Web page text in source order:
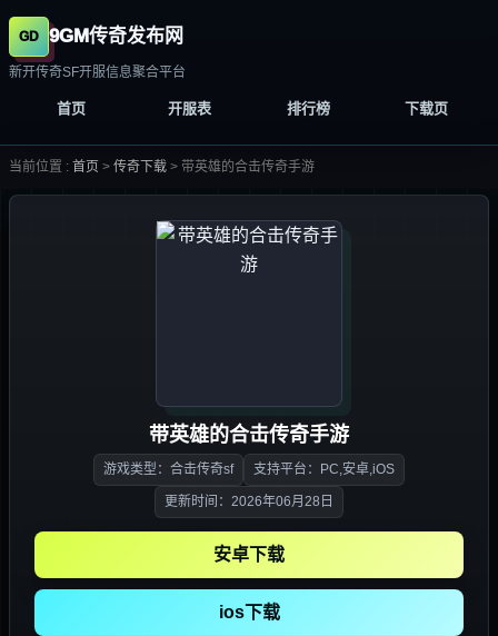
9GM传奇发布网
新开传奇SF开服信息聚合平台
首页 开服表 排行榜 下载页
当前位置 : 首页 > 传奇下载 > 带英雄的合击传奇手游
带英雄的合击传奇手游
游戏类型：合击传奇sf 支持平台：PC,安卓,iOS
更新时间：2026年06月28日
安卓下载
ios下载